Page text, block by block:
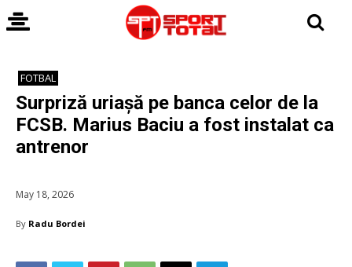
FOTBAL
Surpriză uriașă pe banca celor de la
FCSB. Marius Baciu a fost instalat ca
antrenor
May 18, 2026
By Radu Bordei